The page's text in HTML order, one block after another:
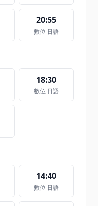
20:55
數位 日語
18:30
數位 日語
14:40
數位 日語